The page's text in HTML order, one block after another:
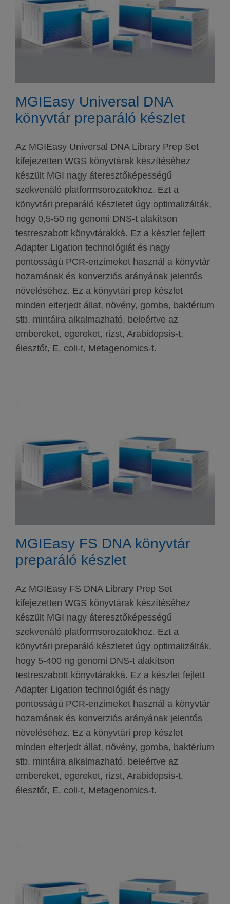
MGIEasy Universal DNA
könyvtár preparáló készlet
Az MGIEasy Universal DNA Library Prep Set
kifejezetten WGS könyvtárak készítéséhez
készült MGI nagy áteresztőképességű
szekvenáló platformsorozatokhoz. Ezt a
könyvtári preparáló készletet úgy optimalizálták,
hogy 0,5-50 ng genomi DNS-t alakítson
testreszabott könyvtárakká. Ez a készlet fejlett
Adapter Ligation technológiát és nagy
pontosságú PCR-enzimeket használ a könyvtár
hozamának és konverziós arányának jelentős
növeléséhez. Ez a könyvtári prep készlet
minden elterjedt állat, növény, gomba, baktérium
stb. mintáira alkalmazható, beleértve az
embereket, egereket, rizst, Arabidopsis-t,
élesztőt, E. coli-t, Metagenomics-t.
MGIEasy FS DNA könyvtár
preparáló készlet
Az MGIEasy FS DNA Library Prep Set
kifejezetten WGS könyvtárak készítéséhez
készült MGI nagy áteresztőképességű
szekvenáló platformsorozatokhoz. Ezt a
könyvtári preparáló készletet úgy optimalizálták,
hogy 5-400 ng genomi DNS-t alakítson
testreszabott könyvtárakká. Ez a készlet fejlett
Adapter Ligation technológiát és nagy
pontosságú PCR-enzimeket használ a könyvtár
hozamának és konverziós arányának jelentős
növeléséhez. Ez a könyvtári prep készlet
minden elterjedt állat, növény, gomba, baktérium
stb. mintáira alkalmazható, beleértve az
embereket, egereket, rizst, Arabidopsis-t,
élesztőt, E. coli-t, Metagenomics-t.